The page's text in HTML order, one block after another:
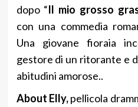
dopo “Il mio grosso
con una commedia
Una giovane fioraia
gestore di un ritorante e
abitudini amorose..
About Elly,pellicola